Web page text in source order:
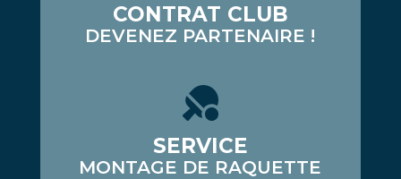
CONTRAT CLUB
DEVENEZ PARTENAIRE !
SERVICE
MONTAGE DE RAQUETTE